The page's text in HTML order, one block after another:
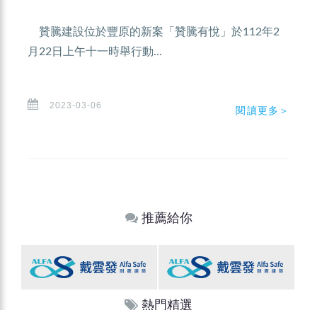
贊騰建設位於豐原的新案「贊騰有悅」於112年2
月22日上午十一時舉行動...
2023-03-06 閱讀更多＞
推薦給你
熱門精選